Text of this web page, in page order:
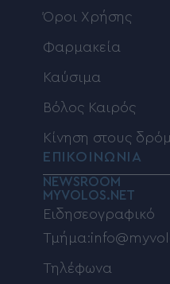
Όροι Χρήσης
Φαρμακεία
Καύσιμα
Βόλος Καιρός
Κίνηση στους
ΕΠΙΚΟΙΝΩΝΙΑ
NEWSROOM
MYVOLOS.NET
Ειδησεογραφικό
Τηλέφωνα